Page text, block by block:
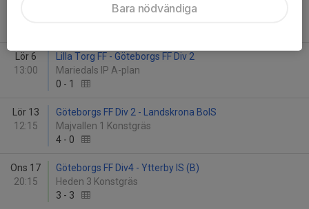
Vallhamra 2 Konstgräs
Lör 6
13:00
Lilla Torg FF - Göteborgs FF Div 2
Mariedals IP A-plan
0 - 1
Lör 13
12:15
Göteborgs FF Div 2 - Landskrona BoIS
Majvallen 1 Konstgräs
4 - 0
Ons 17
20:15
Göteborgs FF Div4 - Ytterby IS (B)
Heden 3 Konstgräs
3 - 3
Bara nödvändiga